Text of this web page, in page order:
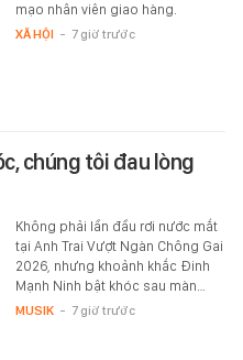
mạo nhân viên giao hàng.
XÃ HỘI - 7 giờ trước
chúng tôi đau lòng
Không phải lần đầu rơi nước mắt
tại Anh Trai Vượt Ngàn Chông Gai
2026, nhưng khoảnh khắc Đinh
Mạnh Ninh bật khóc sau màn…
MUSIK - 7 giờ trước